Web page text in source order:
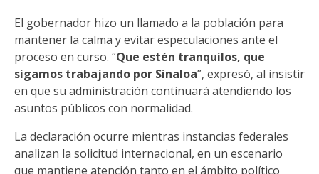
El gobernador hizo un llamado a la población para
mantener la calma y evitar especulaciones ante el
proceso en curso. “Que estén tranquilos, que
sigamos trabajando por Sinaloa”, expresó, al insistir
en que su administración continuará atendiendo los
asuntos públicos con normalidad.
La declaración ocurre mientras instancias federales
analizan la solicitud internacional, en un escenario
que mantiene atención tanto en el ámbito político